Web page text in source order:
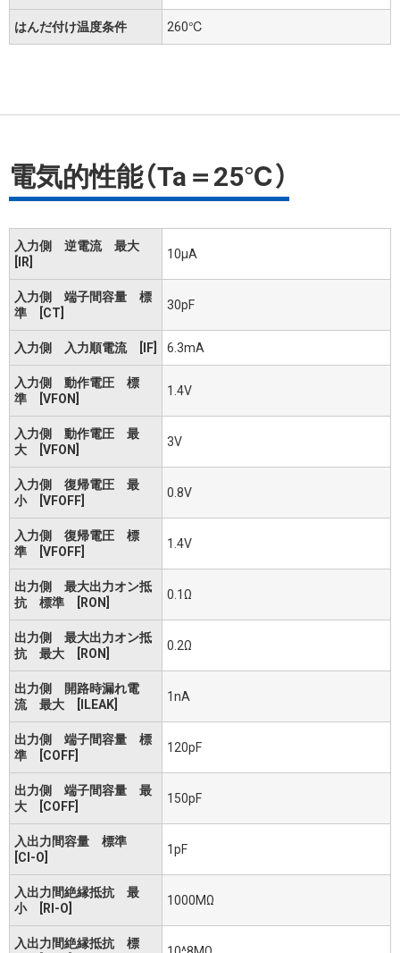
はんだ付け温度条件 260℃
電気的性能（Ta＝25℃）
入力側 逆電流 最大
[IR]
10μA
入力側 端子間容量 標
準 [CT]
30pF
入力側 入力順電流 [IF] 6.3mA
入力側 動作電圧 標
準 [VFON]
1.4V
入力側 動作電圧 最
大 [VFON]
3V
入力側 復帰電圧 最
小 [VFOFF]
0.8V
入力側 復帰電圧 標
準 [VFOFF]
1.4V
出力側 最大出力オン抵
抗 標準 [RON]
0.1Ω
出力側 最大出力オン抵
抗 最大 [RON]
0.2Ω
出力側 開路時漏れ電
流 最大 [ILEAK]
1nA
出力側 端子間容量 標
準 [COFF]
120pF
出力側 端子間容量 最
大 [COFF]
150pF
入出力間容量 標準
[CI-O]
1pF
入出力間絶縁抵抗 最
小 [RI-O]
1000MΩ
入出力間絶縁抵抗 標